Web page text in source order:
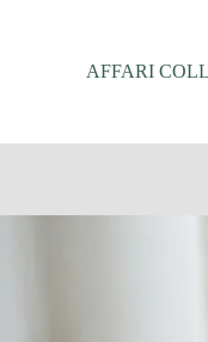
AFFARI